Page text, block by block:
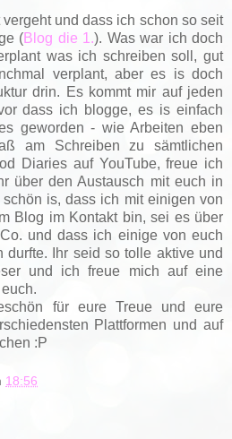
und dass ich schon so seit
(Blog die 1.). Was war ich doch
was ich schreiben soll, gut
verplant, aber es is doch
drin. Es kommt mir auf jeden
dass ich blogge, es is einfach
geworden - wie Arbeiten eben
am Schreiben zu sämtlichen
Diaries auf YouTube, freue ich
über den Austausch mit euch in
is, dass ich mit einigen von
Blog im Kontakt bin, sei es über
und dass ich einige von euch
durfte. Ihr seid so tolle aktive und
und ich freue mich auf eine
für eure Treue und eure
Plattformen und auf
:P
18:56